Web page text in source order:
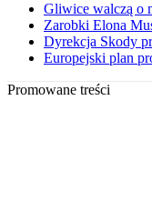
Gliwice walczą o
Zarobki Elona
Dyrekcja Skody
Europejski plan
Promowane treści